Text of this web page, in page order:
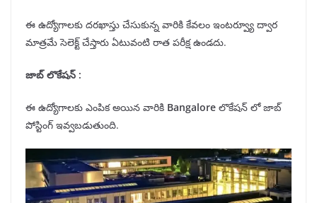
ఈ ఉద్యోగాలకు దరఖాస్తు చేసుకున్న వారికి కేవలం ఇంటర్వ్యూ ద్వార
మాత్రమే సెలెక్ట్ చేస్తారు ఏటువంటి రాత పరీక్ష ఉండదు.
జాబ్ లొకేషన్ :
ఈ ఉద్యోగాలకు ఎంపిక అయిన వారికి Bangalore లొకేషన్ లో జాబ్
పోస్టింగ్ ఇవ్వబడుతుంది.